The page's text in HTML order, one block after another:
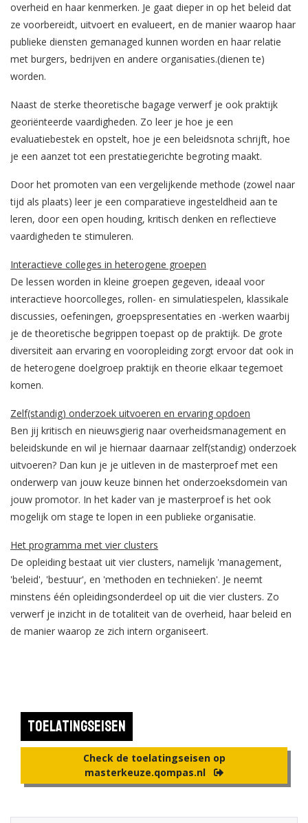
overheid en haar kenmerken. Je gaat dieper in op het beleid dat
ze voorbereidt, uitvoert en evalueert, en de manier waarop haar
publieke diensten gemanaged kunnen worden en haar relatie
met burgers, bedrijven en andere organisaties.(dienen te)
worden.
Naast de sterke theoretische bagage verwerf je ook praktijk
georiënteerde vaardigheden. Zo leer je hoe je een
evaluatiebestek en opstelt, hoe je een beleidsnota schrijft, hoe
je een aanzet tot een prestatiegerichte begroting maakt.
Door het promoten van een vergelijkende methode (zowel naar
tijd als plaats) leer je een comparatieve ingesteldheid aan te
leren, door een open houding, kritisch denken en reflectieve
vaardigheden te stimuleren.
Interactieve colleges in heterogene groepen
De lessen worden in kleine groepen gegeven, ideaal voor
interactieve hoorcolleges, rollen- en simulatiespelen, klassikale
discussies, oefeningen, groepspresentaties en -werken waarbij
je de theoretische begrippen toepast op de praktijk. De grote
diversiteit aan ervaring en vooropleiding zorgt ervoor dat ook in
de heterogene doelgroep praktijk en theorie elkaar tegemoet
komen.
Zelf(standig) onderzoek uitvoeren en ervaring opdoen
Ben jij kritisch en nieuwsgierig naar overheidsmanagement en
beleidskunde en wil je hiernaar daarnaar zelf(standig) onderzoek
uitvoeren? Dan kun je je uitleven in de masterproef met een
onderwerp van jouw keuze binnen het onderzoeksdomein van
jouw promotor. In het kader van je masterproef is het ook
mogelijk om stage te lopen in een publieke organisatie.
Het programma met vier clusters
De opleiding bestaat uit vier clusters, namelijk 'management,
'beleid', 'bestuur', en 'methoden en technieken'. Je neemt
minstens één opleidingsonderdeel op uit die vier clusters. Zo
verwerf je inzicht in de totaliteit van de overheid, haar beleid en
de manier waarop ze zich intern organiseert.
Toelatingseisen
Check de toelatingseisen op
masterkeuze.qompas.nl